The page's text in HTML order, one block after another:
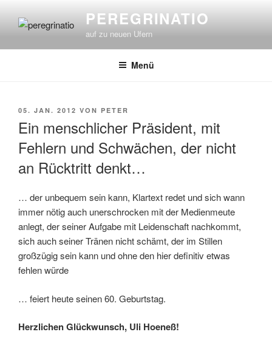
Inhalt
PEREGRINATIO
auf zu neuen Ufern
Menü
VERÖFFENTLICHT
05. JAN. 2012 VON PETER
Ein menschlicher Präsident, mit
Fehlern und Schwächen, der nicht
an Rücktritt denkt…
… der unbequem sein kann, Klartext redet und sich wann
immer nötig auch unerschrocken mit der Medienmeute
anlegt, der seiner Aufgabe mit Leidenschaft nachkommt,
sich auch seiner Tränen nicht schämt, der im Stillen
großzügig sein kann und ohne den hier definitiv etwas
fehlen würde
… feiert heute seinen 60. Geburtstag.
Herzlichen Glückwunsch, Uli Hoeneß!